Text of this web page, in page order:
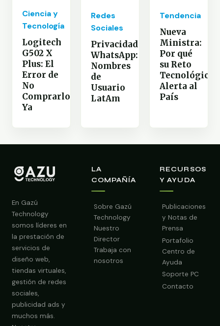
Ciencia y
Tecnología
Logitech
G502 X
Plus: El
Error de
No
Comprarlo
Ya
Redes
Sociales
Privacidad
WhatsApp:
Nombres
de
Usuario
LatAm
Tendencia
Nueva
Ministra:
Por qué
su Reto
Tecnológico
Alerta al
País
En Gazú
Technology
somos líderes en
la prestación de
servicios de
diseño web,
tiendas virtuales,
gestión de redes
sociales,
publicidad ads y
muchos más.
LA
COMPAÑÍA
Sobre Gazú
Technology
Nuestro
Director
Trabaja con
nosotros
RECURSOS
Y AYUDA
Publicaciones
y Notas de
Prensa
Portafolio
Centro de
Ayuda
Soporte PC
Contacto